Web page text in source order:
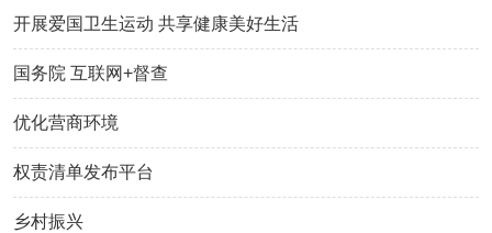
开展爱国卫生运动 共享健康美好生活
国务院 互联网+督查
优化营商环境
权责清单发布平台
乡村振兴